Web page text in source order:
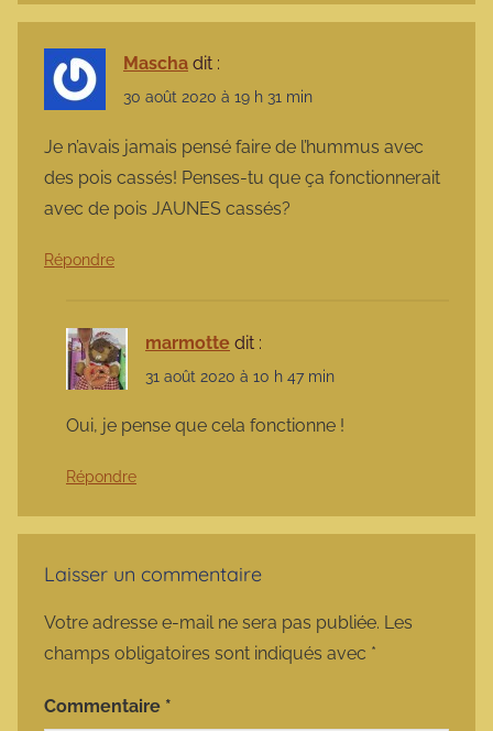
Mascha dit :
30 août 2020 à 19 h 31 min
Je n’avais jamais pensé faire de l’hummus avec
des pois cassés! Penses-tu que ça fonctionnerait
avec de pois JAUNES cassés?
Répondre
marmotte dit :
31 août 2020 à 10 h 47 min
Oui, je pense que cela fonctionne !
Répondre
Laisser un commentaire
Votre adresse e-mail ne sera pas publiée. Les
champs obligatoires sont indiqués avec *
Commentaire *